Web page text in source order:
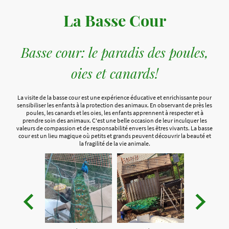
La Basse Cour
Basse cour: le paradis des poules,
oies et canards!
La visite de la basse cour est une expérience éducative et enrichissante pour
sensibiliser les enfants à la protection des animaux. En observant de près les
poules, les canards et les oies, les enfants apprennent à respecter et à
prendre soin des animaux. C'est une belle occasion de leur inculquer les
valeurs de compassion et de responsabilité envers les êtres vivants. La basse
cour est un lieu magique où petits et grands peuvent découvrir la beauté et
la fragilité de la vie animale.